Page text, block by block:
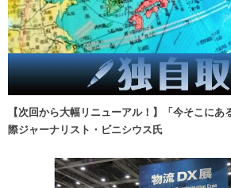
【次回から大幅リニューアル！】「今そこに
際ジャーナリスト・ビニシウス氏